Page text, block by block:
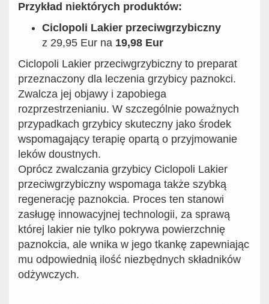
Przykład niektórych produktów:
Ciclopoli Lakier przeciwgrzybiczny
z 29,95 Eur na 19,98 Eur
Ciclopoli Lakier przeciwgrzybiczny to preparat
przeznaczony dla leczenia grzybicy paznokci.
Zwalcza jej objawy i zapobiega
rozprzestrzenianiu. W szczególnie poważnych
przypadkach grzybicy skuteczny jako środek
wspomagający terapię opartą o przyjmowanie
leków doustnych.
Oprócz zwalczania grzybicy Ciclopoli Lakier
przeciwgrzybiczny wspomaga także szybką
regenerację paznokcia. Proces ten stanowi
zasługę innowacyjnej technologii, za sprawą
której lakier nie tylko pokrywa powierzchnię
paznokcia, ale wnika w jego tkankę zapewniając
mu odpowiednią ilość niezbędnych składników
odżywczych.